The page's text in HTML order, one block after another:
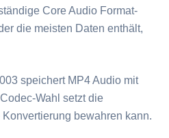
Core Audio Format-
die meisten Daten enthält,
speichert ⁦MP4⁩ Audio mit
Wahl setzt die
bewahren kann.